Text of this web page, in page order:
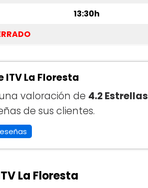
13:30h
ITV La Floresta
valoración de 4.2 Estrellas
de sus clientes.
La Floresta